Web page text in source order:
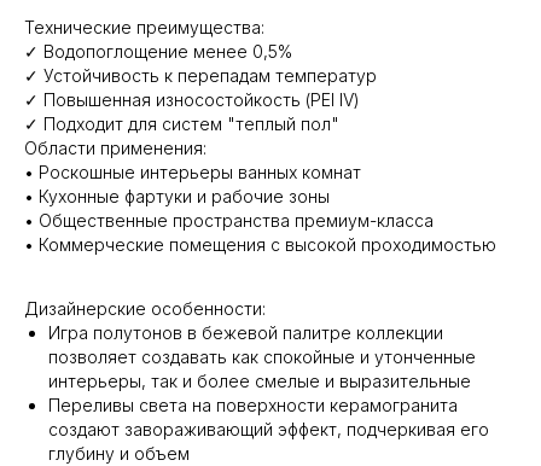
Технические преимущества:
✓ Водопоглощение менее 0,5%
✓ Устойчивость к перепадам температур
✓ Повышенная износостойкость (PEI IV)
✓ Подходит для систем "теплый пол"
Области применения:
• Роскошные интерьеры ванных комнат
• Кухонные фартуки и рабочие зоны
• Общественные пространства премиум-класса
• Коммерческие помещения с высокой проходимостью
Дизайнерские особенности:
Игра полутонов в бежевой палитре коллекции
позволяет создавать как спокойные и утонченные
интерьеры, так и более смелые и выразительные
Переливы света на поверхности керамогранита
создают завораживающий эффект, подчеркивая его
глубину и объем